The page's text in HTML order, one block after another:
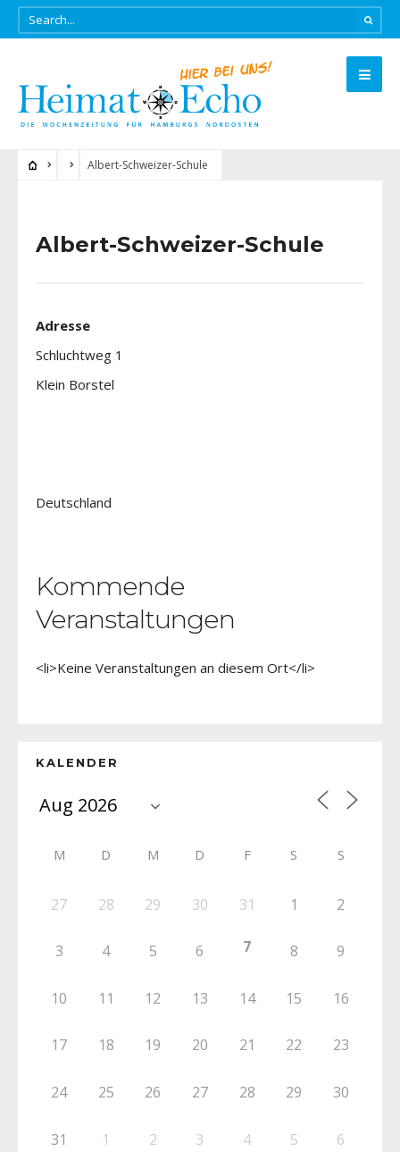
Albert-Schweizer-Schule
Albert-Schweizer-Schule
Adresse
Schluchtweg 1
Klein Borstel
Deutschland
Kommende
Veranstaltungen
<li>Keine Veranstaltungen an diesem Ort</li>
KALENDER
M D M D F S S
27 28 29 30 31 1 2
3 4 5 6 7 8 9
10 11 12 13 14 15 16
17 18 19 20 21 22 23
24 25 26 27 28 29 30
31 1 2 3 4 5 6